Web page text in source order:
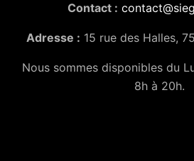
Contact :
Adresse : 15 rue des Halles,
Nous sommes disponibles du
8h à 20h.